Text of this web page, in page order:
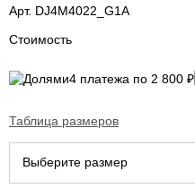
Арт. DJ4M4022_G1A
Стоимость
4 платежа по 2 800 ₽
Таблица размеров
Выберите размер